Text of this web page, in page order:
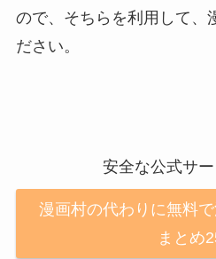
ので、そちらを利用して、
ださい。
安全な公式サ
漫画村の代わりに無料
まとめ